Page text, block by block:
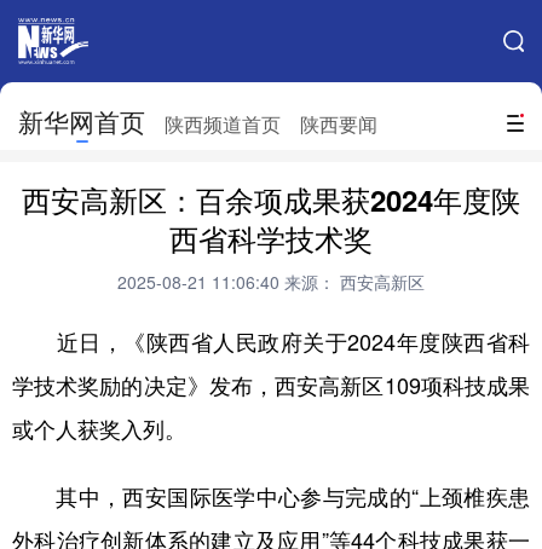
搜索
新华网首页 陕西频道首页 陕西要闻
网站地图
北京 天津 河北 山西
吉林 上海
山东 河南 湖北 湖南
广东
陕西 甘肃 青海 宁夏
西安高新区：百余项成果获2024年度陕
西省科学技术奖
2025-08-21 11:06:40 来源： 西安高新区
近日，《陕西省人民政府关于2024年度陕西省科
学技术奖励的决定》发布，西安高新区109项科技成果
或个人获奖入列。
其中，西安国际医学中心参与完成的“上颈椎疾患
外科治疗创新体系的建立及应用”等44个科技成果获一